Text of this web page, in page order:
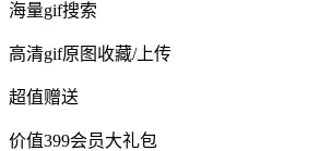
海量gif搜索
高清gif原图收藏/上传
超值赠送
价值399会员大礼包